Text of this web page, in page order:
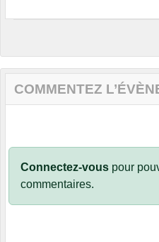
COMMENTEZ
Connectez-vous pour
commentaires.